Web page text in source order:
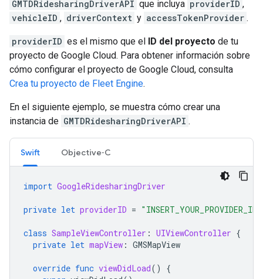
GMTDRidesharingDriverAPI que incluya providerID ,
vehicleID , driverContext y accessTokenProvider .
providerID es el mismo que el ID del proyecto de tu
proyecto de Google Cloud. Para obtener información sobre
cómo configurar el proyecto de Google Cloud, consulta
Crea tu proyecto de Fleet Engine.
En el siguiente ejemplo, se muestra cómo crear una
instancia de GMTDRidesharingDriverAPI .
Swift Objective‑C
import GoogleRidesharingDriver
private let providerID = "INSERT_YOUR_PROVIDER_ID"
class SampleViewController : UIViewController {
private let mapView : GMSMapView
override func viewDidLoad()
{